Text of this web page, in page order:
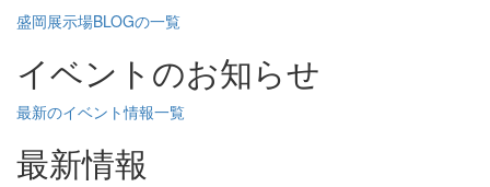
盛岡展示場BLOGの一覧
イベントのお知らせ
最新のイベント情報一覧
最新情報